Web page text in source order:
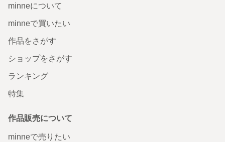
minneについて
minneで買いたい
作品をさがす
ショップをさがす
ランキング
特集
作品販売について
minneで売りたい